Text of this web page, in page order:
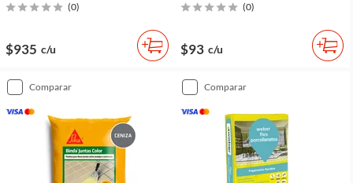
(0)
$935 c/u
(0)
$93 c/u
comparar comparar